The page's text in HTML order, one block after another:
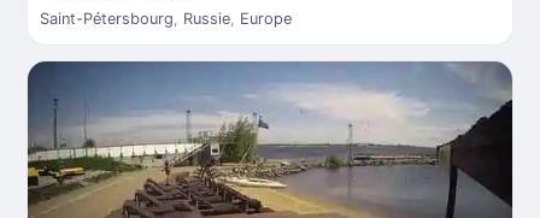
Saint-Pétersbourg, Russie, Europe